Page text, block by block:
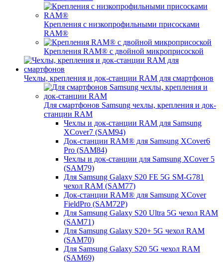
Крепления с низкопрофильными присосками
RAM®
Крепления RAM® с двойной микроприсоской
Чехлы, крепления и док-станции RAM для смартфонов
Для смартфонов Samsung чехлы, крепления и док-
станции RAM
Чехлы и док-станции RAM для Samsung
XCover7 (SAM94)
Док-станции RAM® для Samsung XCover6
Pro (SAM84)
Чехлы и док-станции для Samsung XCover 5
(SAM79)
Для Samsung Galaxy S20 FE 5G SM-G781
чехол RAM (SAM77)
Док-станции RAM® для Samsung XCover
FieldPro (SAM72P)
Для Samsung Galaxy S20 Ultra 5G чехол RAM
(SAM71)
Для Samsung Galaxy S20+ 5G чехол RAM
(SAM70)
Для Samsung Galaxy S20 5G чехол RAM
(SAM69)